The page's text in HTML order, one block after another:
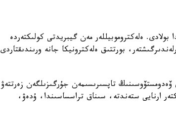
ەلەكتروموبيللەر مەن گيبريدتى كولىكتەردە
بورتتىق ەلەكترونيكا جانە ورىندىقتاردى
ۆەدومستۆوسىنىڭ تاپسىرىسىمەن جۇرگىزىلگەن زەرتتەۋ
كولىكتەر ارنايى ستەندتە، سىناق تراسساسىندا، ۇدەۋ،